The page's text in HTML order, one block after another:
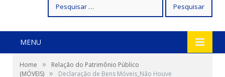
por:
MENU
Home »
Relação do Patrimônio Público
(MÓVEIS) »
Declaração de Bens Móveis_Não Houve